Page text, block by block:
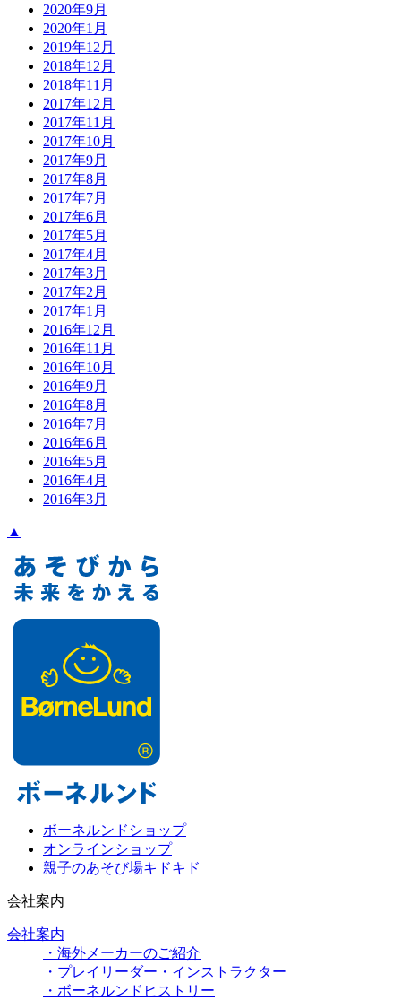
2020年9月
2020年1月
2019年12月
2018年12月
2018年11月
2017年12月
2017年11月
2017年10月
2017年9月
2017年8月
2017年7月
2017年6月
2017年5月
2017年4月
2017年3月
2017年2月
2017年1月
2016年12月
2016年11月
2016年10月
2016年9月
2016年8月
2016年7月
2016年6月
2016年5月
2016年4月
2016年3月
▲
ボーネルンドショップ
オンラインショップ
親子のあそび場キドキド
会社案内
会社案内
・海外メーカーのご紹介
・プレイリーダー・インストラクター
・ボーネルンドヒストリー